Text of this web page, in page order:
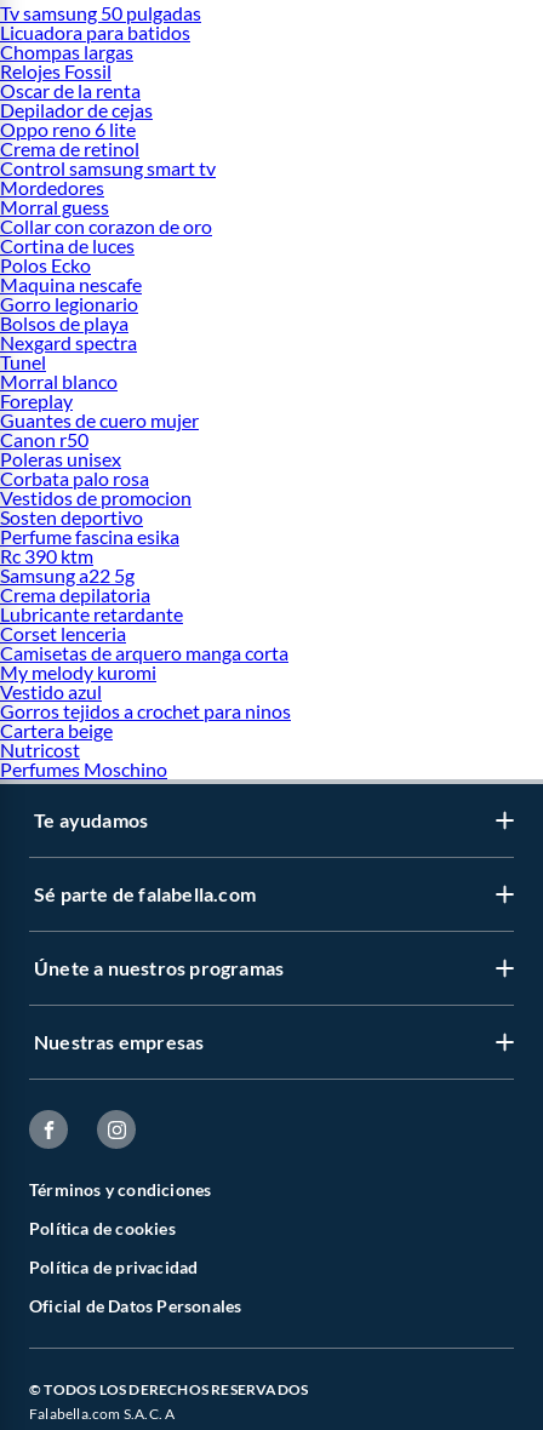
Tv samsung 50 pulgadas
Licuadora para batidos
Chompas largas
Relojes Fossil
Oscar de la renta
Depilador de cejas
Oppo reno 6 lite
Crema de retinol
Control samsung smart tv
Mordedores
Morral guess
Collar con corazon de oro
Cortina de luces
Polos Ecko
Maquina nescafe
Gorro legionario
Bolsos de playa
Nexgard spectra
Tunel
Morral blanco
Foreplay
Guantes de cuero mujer
Canon r50
Poleras unisex
Corbata palo rosa
Vestidos de promocion
Sosten deportivo
Perfume fascina esika
Rc 390 ktm
Samsung a22 5g
Crema depilatoria
Lubricante retardante
Corset lenceria
Camisetas de arquero manga corta
My melody kuromi
Vestido azul
Gorros tejidos a crochet para ninos
Cartera beige
Nutricost
Perfumes Moschino
Te ayudamos
Sé parte de falabella.com
Únete a nuestros programas
Nuestras empresas
Términos y condiciones
Política de cookies
Política de privacidad
Oficial de Datos Personales
© TODOS LOS DERECHOS RESERVADOS
Falabella.com S.A.C. A